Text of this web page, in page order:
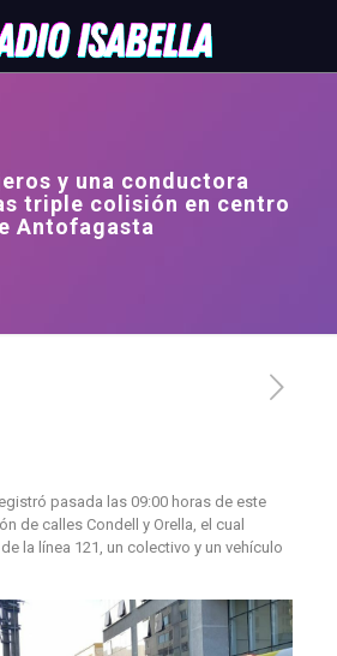
y una conductora
triple colisión en centro
Antofagasta
pasada las 09:00 horas de este
de calles Condell y Orella, el cual
la línea 121, un colectivo y un vehículo